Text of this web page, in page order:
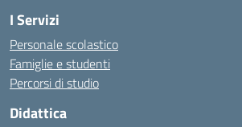
I Servizi
Personale scolastico
Famiglie e studenti
Percorsi di studio
Didattica